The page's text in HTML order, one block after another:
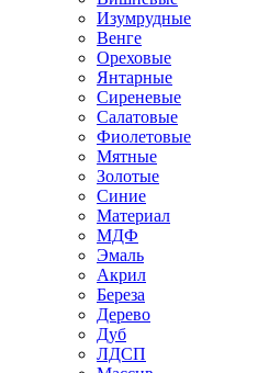
Изумрудные
Венге
Ореховые
Янтарные
Сиреневые
Салатовые
Фиолетовые
Мятные
Золотые
Синие
Материал
МДФ
Эмаль
Акрил
Береза
Дерево
Дуб
ЛДСП